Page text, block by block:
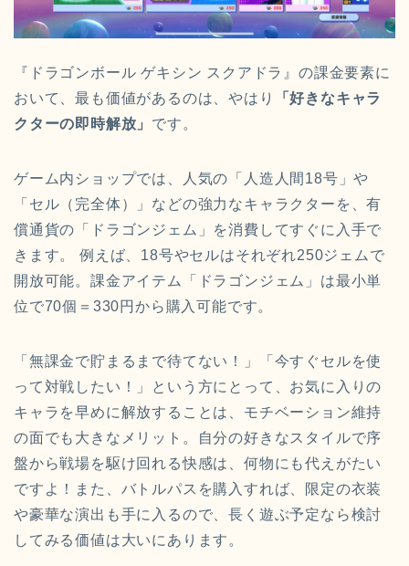
『ドラゴンボール ゲキシン スクアドラ』の課金要素に
おいて、最も価値があるのは、やはり
「好きなキャラ
クターの即時解放」 です。
ゲーム内ショップでは、人気の「人造人間18号」や
「セル（完全体）」などの強力なキャラクターを、有
償通貨の「ドラゴンジェム」を消費してすぐに入手で
きます。 例えば、18号やセルはそれぞれ250ジェムで
開放可能。課金アイテム「ドラゴンジェム」は最小単
位で70個＝330円から購入可能です。
「無課金で貯まるまで待てない！」「今すぐセルを使
って対戦したい！」という方にとって、お気に入りの
キャラを早めに解放することは、モチベーション維持
の面でも大きなメリット。自分の好きなスタイルで序
盤から戦場を駆け回れる快感は、何物にも代えがたい
ですよ！また、バトルパスを購入すれば、限定の衣装
や豪華な演出も手に入るので、長く遊ぶ予定なら検討
してみる価値は大いにあります。